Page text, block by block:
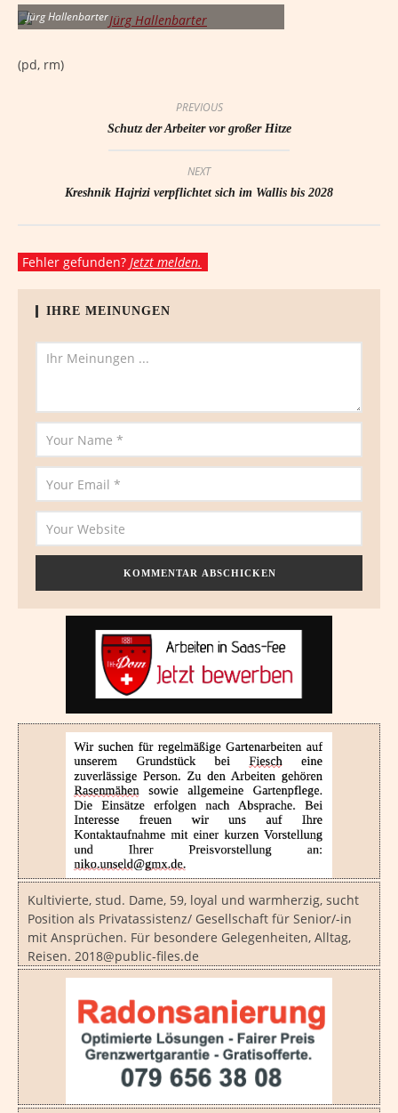
Jürg Hallenbarter
(pd, rm)
PREVIOUS
Schutz der Arbeiter vor großer Hitze
NEXT
Kreshnik Hajrizi verpflichtet sich im Wallis bis 2028
Fehler gefunden? Jetzt melden.
IHRE MEINUNGEN
Kultivierte, stud. Dame, 59, loyal und warmherzig, sucht
Position als Privatassistenz/ Gesellschaft für Senior/-in
mit Ansprüchen. Für besondere Gelegenheiten, Alltag,
Reisen. 2018@public-files.de